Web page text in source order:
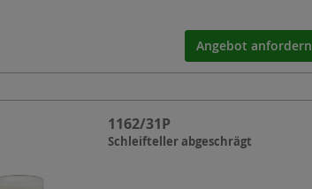
Angebot anfordern
1162/31P
Schleifteller abgeschrägt